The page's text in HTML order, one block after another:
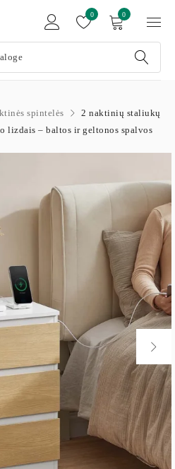
0
0
spintelės
2 naktinių staliukų
lizdais – baltos ir geltonos spalvos